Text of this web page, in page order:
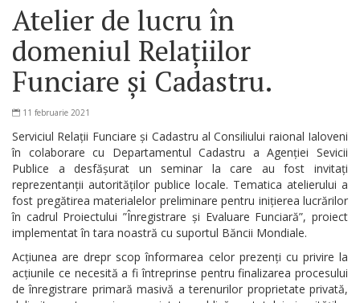
Atelier de lucru în
domeniul Relațiilor
Funciare și Cadastru.
11 februarie 2021
Serviciul Relații Funciare și Cadastru al Consiliului raional Ialoveni
în colaborare cu Departamentul Cadastru a Agenției Sevicii
Publice a desfășurat un seminar la care au fost invitați
reprezentanții autorităților publice locale. Tematica atelierului a
fost pregătirea materialelor preliminare pentru inițierea lucrărilor
în cadrul Proiectului ”Înregistrare și Evaluare Funciară”, proiect
implementat în tara noastră cu suportul Băncii Mondiale.
Acțiunea are drepr scop înformarea celor prezenți cu privire la
acțiunile ce necesită a fi întreprinse pentru finalizarea procesului
de înregistrare primară masivă a terenurilor proprietate privată,